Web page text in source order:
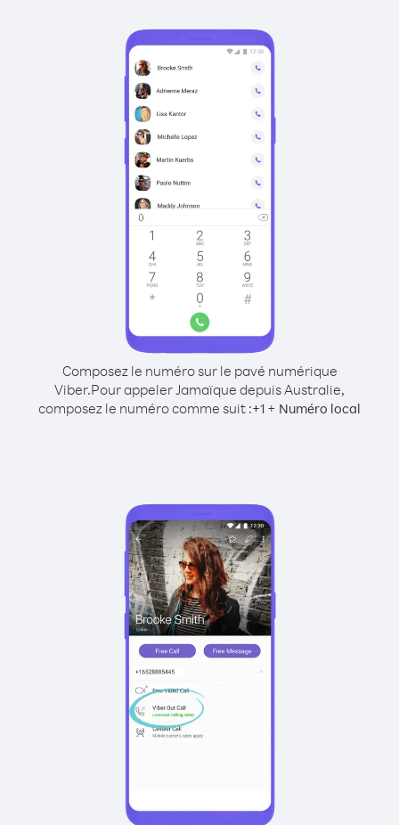
Composez le numéro sur le pavé numérique
Viber.Pour appeler Jamaïque depuis Australie,
composez le numéro comme suit :+1 + Numéro local